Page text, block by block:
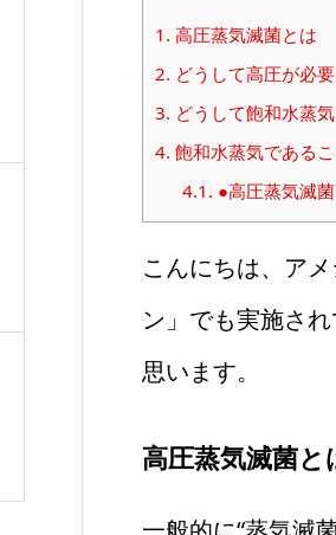
1. 高圧蒸気滅菌とは
2. どうして高圧が必
3. どうして飽和水蒸
4. 飽和水蒸気である
4.1. ●高圧蒸気滅
こんにちは、ア
ン」でも実施さ
思います。
高圧蒸気滅菌と